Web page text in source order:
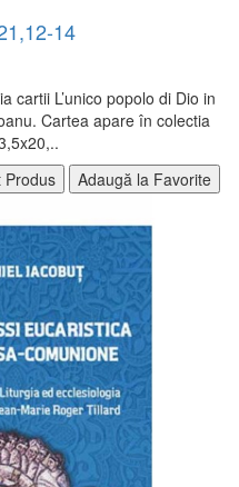
14
cartii L’unico popolo di Dio in
Cartea apare în colectia
Produs Adaugă la Favorite